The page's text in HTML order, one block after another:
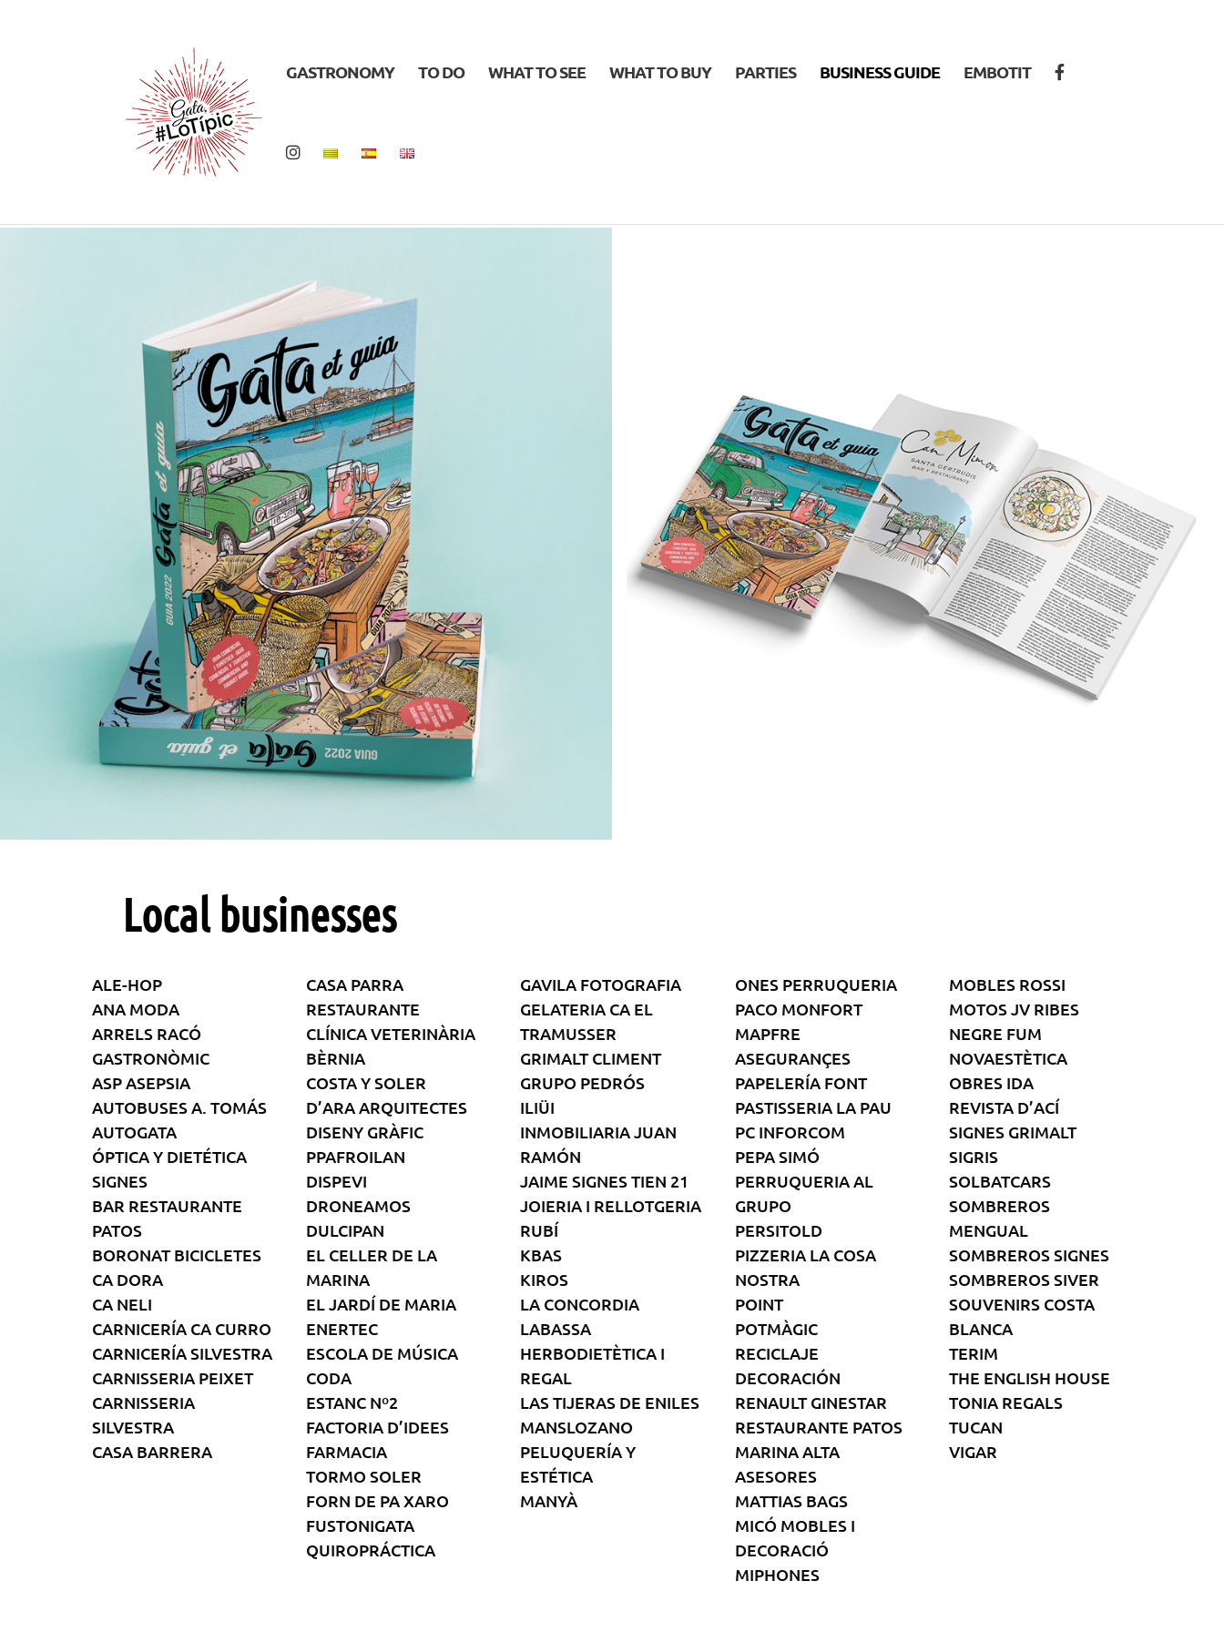
GASTRONOMY TO DO WHAT TO SEE WHAT TO BUY PARTIES BUSINESS GUIDE EMBOTIT
Local businesses
ALE-HOP
ANA MODA
ARRELS RACÓ
GASTRONÒMIC
ASP ASEPSIA
AUTOBUSES A. TOMÁS
AUTOGATA
ÓPTICA Y DIETÉTICA
SIGNES
BAR RESTAURANTE
PATOS
BORONAT BICICLETES
CA DORA
CA NELI
CARNICERÍA CA CURRO
CARNICERÍA SILVESTRA
CARNISSERIA PEIXET
CARNISSERIA
SILVESTRA
CASA BARRERA
CASA PARRA
RESTAURANTE
CLÍNICA VETERINÀRIA
BÈRNIA
COSTA Y SOLER
D’ARA ARQUITECTES
DISENY GRÀFIC
PPAFROILAN
DISPEVI
DRONEAMOS
DULCIPAN
EL CELLER DE LA
MARINA
EL JARDÍ DE MARIA
ENERTEC
ESCOLA DE MÚSICA
CODA
ESTANC Nº2
FACTORIA D’IDEES
FARMACIA
TORMO SOLER
FORN DE PA XARO
FUSTONIGATA
QUIROPRÁCTICA
GAVILA FOTOGRAFIA
GELATERIA CA EL
TRAMUSSER
GRIMALT CLIMENT
GRUPO PEDRÓS
ILIÜI
INMOBILIARIA JUAN
RAMÓN
JAIME SIGNES TIEN 21
JOIERIA I RELLOTGERIA
RUBÍ
KBAS
KIROS
LA CONCORDIA
LABASSA
HERBODIETÈTICA I
REGAL
LAS TIJERAS DE ENILES
MANSLOZANO
PELUQUERÍA Y
ESTÉTICA
MANYÀ
ONES PERRUQUERIA
PACO MONFORT
MAPFRE
ASEGURANÇES
PAPELERÍA FONT
PASTISSERIA LA PAU
PC INFORCOM
PEPA SIMÓ
PERRUQUERIA AL
GRUPO
PERSITOLD
PIZZERIA LA COSA
NOSTRA
POINT
POTMÀGIC
RECICLAJE
DECORACIÓN
RENAULT GINESTAR
RESTAURANTE PATOS
MARINA ALTA
ASESORES
MATTIAS BAGS
MICÓ MOBLES I
DECORACIÓ
MIPHONES
MOBLES ROSSI
MOTOS JV RIBES
NEGRE FUM
NOVAESTÈTICA
OBRES IDA
REVISTA D’ACÍ
SIGNES GRIMALT
SIGRIS
SOLBATCARS
SOMBREROS
MENGUAL
SOMBREROS SIGNES
SOMBREROS SIVER
SOUVENIRS COSTA
BLANCA
TERIM
THE ENGLISH HOUSE
TONIA REGALS
TUCAN
VIGAR